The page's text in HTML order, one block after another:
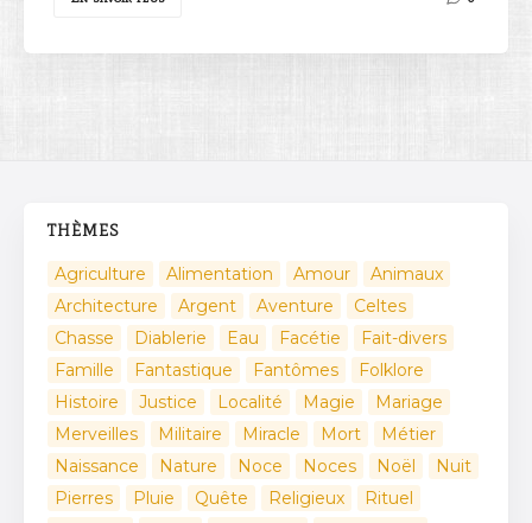
THÈMES
Agriculture Alimentation Amour
Animaux
Architecture
Argent Aventure
Celtes
Chasse
Diablerie Eau Facétie
Fait-divers
Famille
Fantastique Fantômes
Folklore
Histoire
Justice Localité Magie
Mariage
Merveilles
Militaire Miracle Mort
Métier
Naissance
Nature Noce Noces Noël
Nuit
Pierres
Pluie Quête Religieux
Rituel